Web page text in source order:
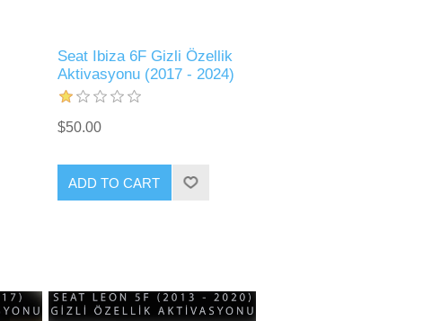
Seat Ibiza 6F Gizli Özellik
Aktivasyonu (2017 - 2024)
$50.00
ADD TO CART